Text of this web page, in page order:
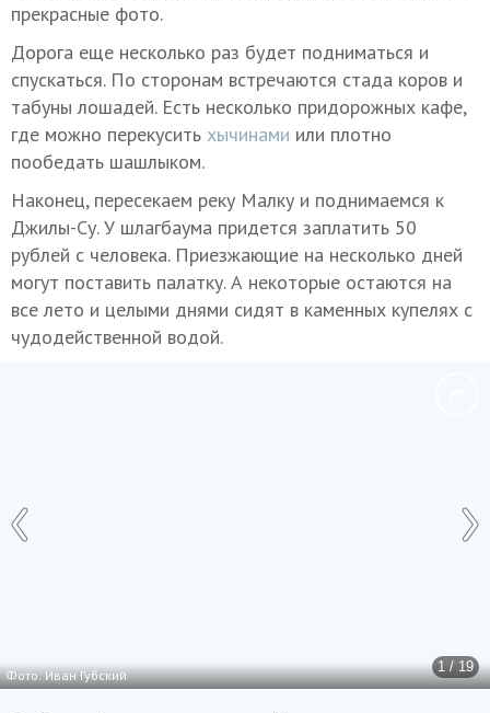
прекрасные фото.
Дорога еще несколько раз будет подниматься и
спускаться. По сторонам встречаются стада коров и
табуны лошадей. Есть несколько придорожных кафе,
где можно перекусить хычинами или плотно
пообедать шашлыком.
Наконец, пересекаем реку Малку и поднимаемся к
Джилы-Су. У шлагбаума придется заплатить 50
рублей с человека. Приезжающие на несколько дней
могут поставить палатку. А некоторые остаются на
все лето и целыми днями сидят в каменных купелях с
чудодейственной водой.
1 / 19
Фото: Иван Губский